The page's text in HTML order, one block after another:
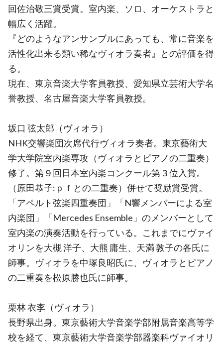
回佐治敬三賞受賞。室内楽、ソロ、オーケストラと
幅広く活躍。
『どのようなアンサンブルにあっても、常に音楽を
活性化出来る類い稀なヴィオラ奏者』との評価を得
る。
現在、東京音楽大学客員教授、愛知県立芸術大学名
誉教授、名古屋音楽大学客員教授。
坂口 弦太郎（ヴィオラ）
NHK交響楽団次席代行ヴィオラ奏者。東京藝術大
学大学院室内楽専攻（ヴィオラとピアノの二重奏）
修了。第９回日本室内楽コンクール第３位入賞。
（原田恭子:ｐｆとの二重奏）併せて奨励賞受賞。
「アペルト弦楽四重奏団」「N響メンバーによる室
内楽団」「Mercedes Ensemble」のメンバーとして
室内楽の演奏活動を行っている。これまでにヴァイ
オリンを大槻 洋子、大熊 庸生、天満 敦子の各氏に
師事。ヴィオラを中塚良昭氏に、ヴィオラとピアノ
の二重奏を松原勝也氏に師事。
栗林 衣李（ヴィオラ）
長野県出身。東京藝術大学音楽学部附属音楽高等学
校を経て、東京藝術大学音楽学部器楽科ヴァイオリ